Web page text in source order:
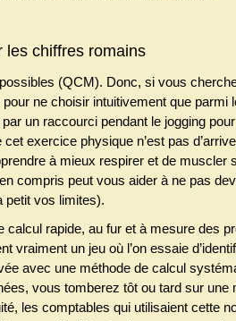
les chiffres romains
(QCM). Donc, si vous
ne choisir intuitivement que parmi
un raccourci pendant le jogging
exercice physique n’est pas
à mieux respirer et de
compris peut vous aider à ne pas
petit vos limites).
calcul rapide, au fur et à mesure des
vraiment un jeu où l’on essaie
avec une méthode de calcul
vous tomberez tôt ou tard sur une
les comptables qui utilisaient cette